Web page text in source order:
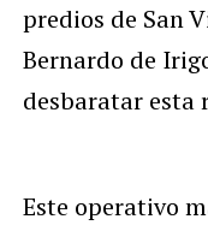
predios de San
Bernardo de
desbaratar esta
Este operativo